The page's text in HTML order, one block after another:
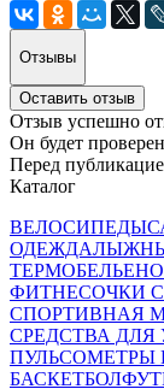
Отзывы
Оставить отзыв
Отзыв успешно
Он будет
Перед
Каталог
ВЕЛОСИПЕДЫ
ОДЕЖДА
ТЕРМОБЕЛЬЕ
ФИТНЕСОЧКИ
СПОРТИВНАЯ
СРЕДСТВА
ПУЛЬСОМЕТРЫ
БАСКЕТБОЛ